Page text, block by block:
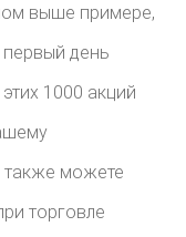
выше примере,
первый день
1000 акций
также можете
торговле